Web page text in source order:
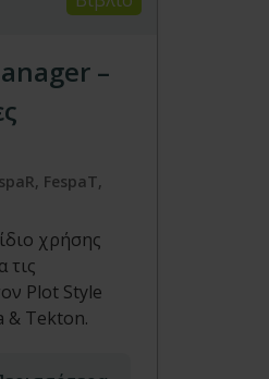
–
FespaT,
χρήσης
τις
Plot Style
& Tekton.